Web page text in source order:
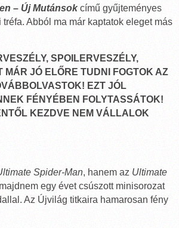
– Új Mutánsokcímű gyűjteményes
Abból ma már kaptatok eleget más
SPOILERVESZÉLY,
MÁR JÓ ELŐRE TUDNI FOGTOK AZ
EZT JÓL
FÉNYÉBEN FOLYTASSÁTOK!
KEZDVE NEM VÁLLALOK
Spider-Man, hanem az Ultimate
egy évet csúszott minisorozat
Az Újvilág titkaira hamarosan fény